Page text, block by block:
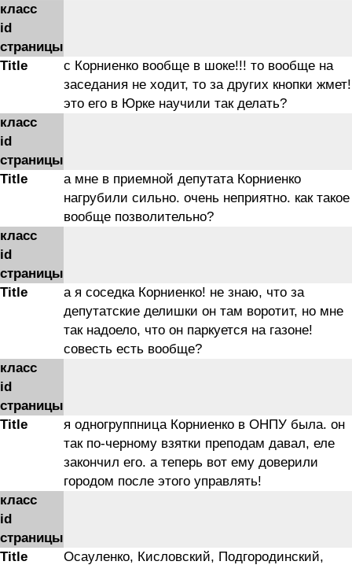
класс
id
страницы
Title
с Корниенко вообще в шоке!!! то вообще на
заседания не ходит, то за других кнопки жмет!
это его в Юрке научили так делать?
класс
id
страницы
Title
а мне в приемной депутата Корниенко
нагрубили сильно. очень неприятно. как такое
вообще позволительно?
класс
id
страницы
Title
а я соседка Корниенко! не знаю, что за
депутатские делишки он там воротит, но мне
так надоело, что он паркуется на газоне!
совесть есть вообще?
класс
id
страницы
Title
я одногруппница Корниенко в ОНПУ была. он
так по-черному взятки преподам давал, еле
закончил его. а теперь вот ему доверили
городом после этого управлять!
класс
id
страницы
Title
Осауленко, Кисловский, Подгородинский,